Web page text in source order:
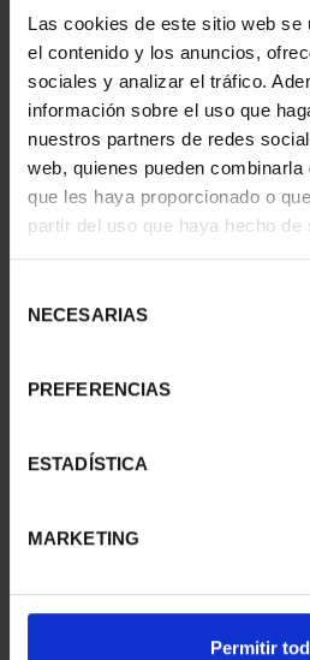
Las cookies de este sitio web se
el contenido y los anuncios,
sociales y analizar el tráfico.
información sobre el uso que
nuestros partners de redes
web, quienes pueden
que les haya proporcionado o
partir del uso que haya hecho
NECESARIAS
PREFERENCIAS
ESTADÍSTICA
MARKETING
Permitir
Hª AVIACIÓN -
NORTHROP F-5
16,94 €
HIMEJI